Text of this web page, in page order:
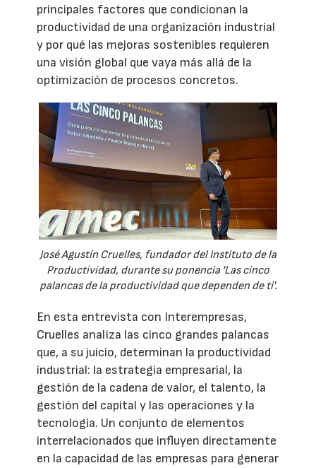
principales factores que condicionan la
productividad de una organización industrial
y por qué las mejoras sostenibles requieren
una visión global que vaya más allá de la
optimización de procesos concretos.
José Agustín Cruelles, fundador del Instituto de la
Productividad, durante su ponencia 'Las cinco
palancas de la productividad que dependen de ti'.
En esta entrevista con Interempresas,
Cruelles analiza las cinco grandes palancas
que, a su juicio, determinan la productividad
industrial: la estrategia empresarial, la
gestión de la cadena de valor, el talento, la
gestión del capital y las operaciones y la
tecnología. Un conjunto de elementos
interrelacionados que influyen directamente
en la capacidad de las empresas para generar